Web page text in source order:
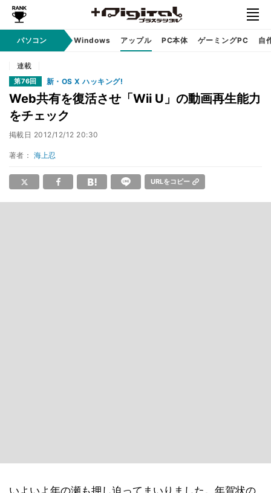
パソコン Windows アップル PC本体 ゲーミングPC 自
連載
第76回 新・OS X ハッキング!
Web共有を復活させ「Wii U」の動画再生能力
をチェック
掲載日 2012/12/12 20:30
著者： 海上忍
URLをコピー
いよいよ年の瀬も押し迫ってまいりました。年賀状の